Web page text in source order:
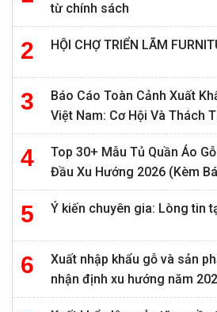
từ chính sách
HỘI CHỢ TRIỂN LÃM
Báo Cáo Toàn Cảnh Xuất
Việt Nam: Cơ Hội Và Thách
Top 30+ Mẫu Tủ Quần Áo
Đầu Xu Hướng 2026 (Kèm
Ý kiến chuyên gia: Lòng tin
Xuất nhập khẩu gỗ và sản
nhận định xu hướng năm